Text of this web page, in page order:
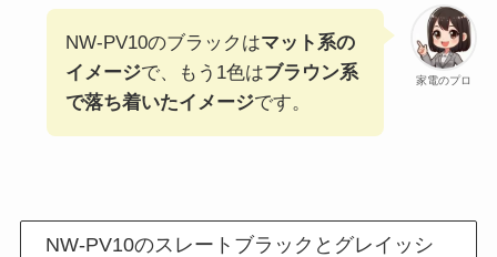
家電のプロ
NW-PV10のブラックはマット系の
イメージで、もう1色はブラウン系
で落ち着いたイメージです。
NW-PV10のスレートブラックとグレイッシ